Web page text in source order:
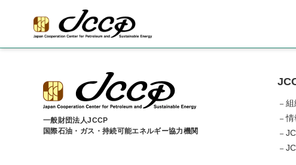
一般財団法人JCCP
国際石油・ガス・持続可能エネルギー協力機関
組
情